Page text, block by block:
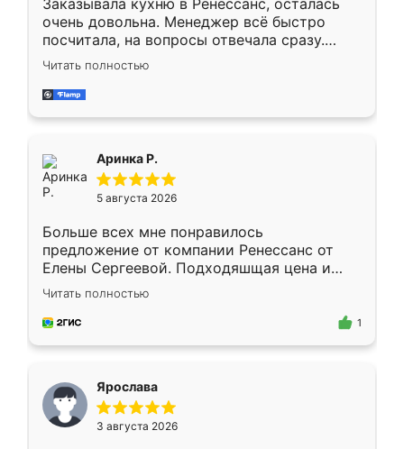
Заказывала кухню в Ренессанс, осталась
очень довольна. Менеджер всё быстро
посчитала, на вопросы отвечала сразу.
Замерщик приехал в субботу, подошёл к
делу со всей ответственностью. Собрали
за день, ребята работали аккуратно, даже
Читать полностью
Аринка Р.
5 августа 2026
Больше всех мне понравилось
предложение от компании Ренессанс от
Елены Сергеевой. Подходяшщая цена и
короткие сроки изготовления. Приехавший
для замера сотрудник Владислав
предложил по моему эскизу самый
Читать полностью
1
Ярослава
3 августа 2026